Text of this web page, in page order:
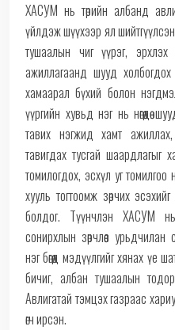
ХАСУМ нь төрийн албанд
үйлдэж шүүхээр ял
тушаалын чиг үүрэг,
ажиллагаанд шууд
хамаарал бүхий болон
үүргийн хувьд нэг нь нөгөөдөө
тавих нэгжид хамт
тавигдах тусгай шаардлагыг
томилогдох, эсхүл уг
хууль тогтоомж зөрчих
болдог. Түүнчлэн ХАСУМ
сонирхлын зөрчлөөс
нэг бөгөөд мэдүүлгийг хянах үе
бичиг, албан тушаалын
Авлигатай тэмцэх газраас
өгч ирсэн.